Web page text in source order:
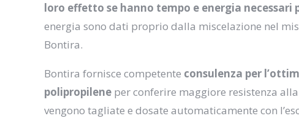
loro effetto se hanno tempo e energia necessari
energia sono dati proprio dalla miscelazione nel
Bontira.
Bontira fornisce competente consulenza per
polipropilene per conferire maggiore resistenza
vengono tagliate e dosate automaticamente con